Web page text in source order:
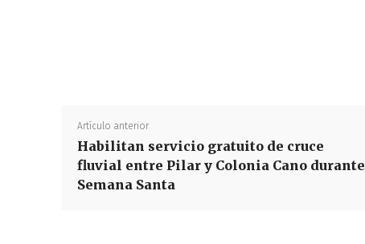
Artículo anterior
Habilitan servicio gratuito de cruce
fluvial entre Pilar y Colonia Cano durante
Semana Santa